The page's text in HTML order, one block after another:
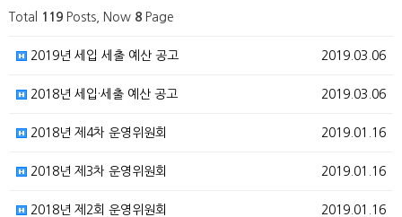
Total 119 Posts, Now 8 Page
2019.03.06
2019년 세입 세출 예산 공고
2019.03.06
2018년 세입·세출 예산 공고
2019.01.16
2018년 제4차 운영위원회
2019.01.16
2018년 제3차 운영위원회
2019.01.16
2018년 제2회 운영위원회